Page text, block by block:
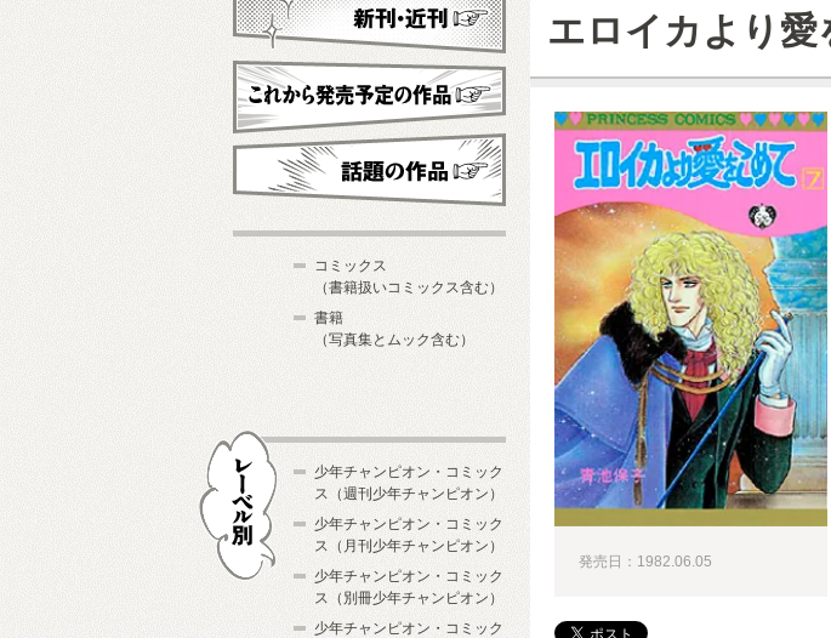
エロイカより愛
発売日：1982.06.05
新刊・近刊
これから発売予定
コミックス
（書籍扱いコミックス含む）
書籍
（写真集とムック含む）
少年チャンピオン・コミック
ス（週刊少年チャンピオン）
少年チャンピオン・コミック
ス（月刊少年チャンピオン）
少年チャンピオン・コミック
ス（別冊少年チャンピオン）
少年チャンピオン・コミック